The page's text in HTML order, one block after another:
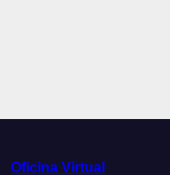
Oficina Virtual